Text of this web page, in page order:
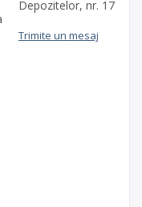
Depozitelor, nr. 17
Trimite un mesaj